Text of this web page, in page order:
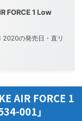
FORCE 1 Low
2020の発売日・直リ
AIR FORCE 1
001」